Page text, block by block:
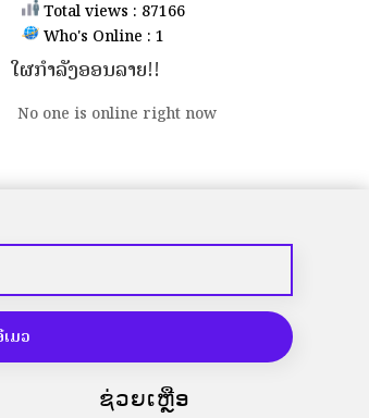
Total views : 87166
Who's Online : 1
ໃຜກຳລັງອອນລາຍ!!
No one is online right now
ມວ
ຊ່ວຍເຫຼືອ